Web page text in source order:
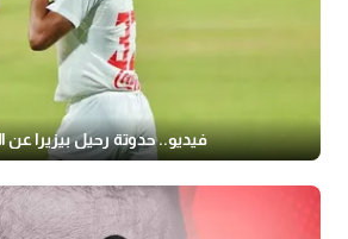
فيديو.. حدوتة رحيل بيزيرا عن